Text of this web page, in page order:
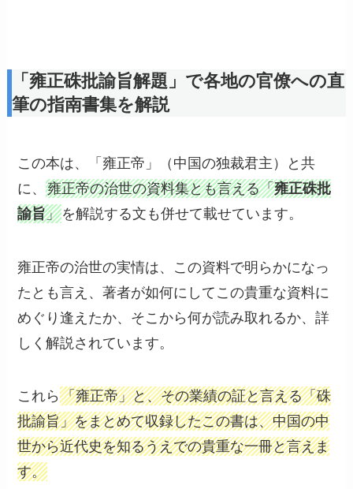
「雍正硃批諭旨解題」で各地の官僚への直
筆の指南書集を解説
この本は、「雍正帝」（中国の独裁君主）と共
に、雍正帝の治世の資料集とも言える「雍正硃批
諭旨」を解説する文も併せて載せています。
雍正帝の治世の実情は、この資料で明らかになっ
たとも言え、著者が如何にしてこの貴重な資料に
めぐり逢えたか、そこから何が読み取れるか、詳
しく解説されています。
これら「雍正帝」と、その業績の証と言える「硃
批諭旨」をまとめて収録したこの書は、中国の中
世から近代史を知るうえでの貴重な一冊と言えま
す。